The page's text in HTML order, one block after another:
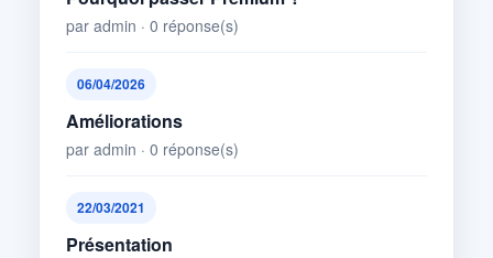
par admin · 0 réponse(s)
06/04/2026
Améliorations
par admin · 0 réponse(s)
22/03/2021
Présentation